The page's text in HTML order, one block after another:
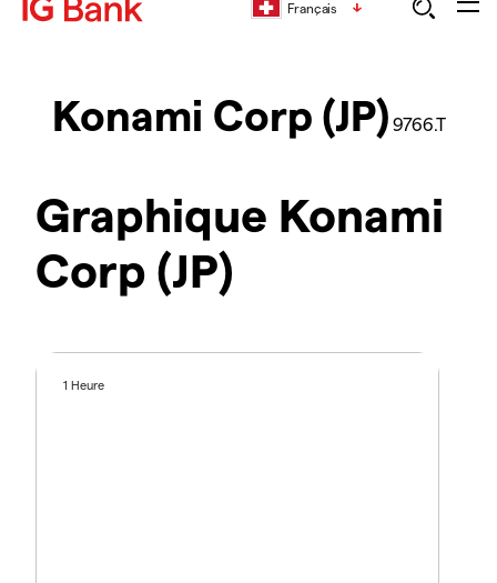
Français
Konami Corp (JP) 9766.T
Graphique Konami
Corp (JP)
1 Heure